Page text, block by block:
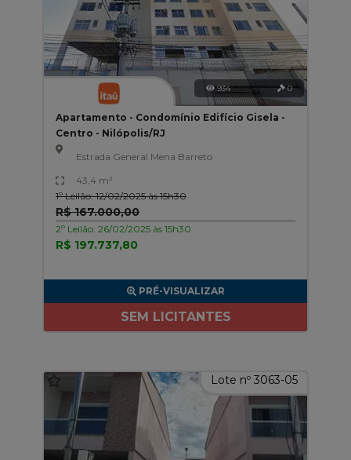
934 0
Apartamento - Condomínio Edifício Gisela -
Centro - Nilópolis/RJ
Estrada General Mena Barreto
43,4 m²
1º Leilão: 12/02/2025 às 15h30
R$ 167.000,00
2º Leilão: 26/02/2025 às 15h30
R$ 197.737,80
PRÉ-VISUALIZAR
SEM LICITANTES
Lote nº 3063-05